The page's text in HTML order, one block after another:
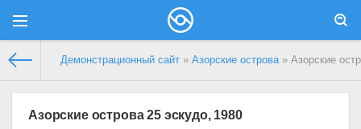
Демонстрационный сайт » Азорские острова» Азорские
Азорские острова 25 эскудо, 1980